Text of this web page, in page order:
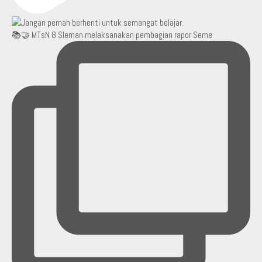
📚🤝 MTsN 8 Sleman melaksanakan pembagian rapor Seme